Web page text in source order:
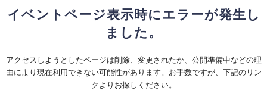
イベントページ表示時にエラーが発生し
ました。
アクセスしようとしたページは削除、変更されたか、公開準備中などの理
由により現在利用できない可能性があります。お手数ですが、下記のリン
クよりお探しください。